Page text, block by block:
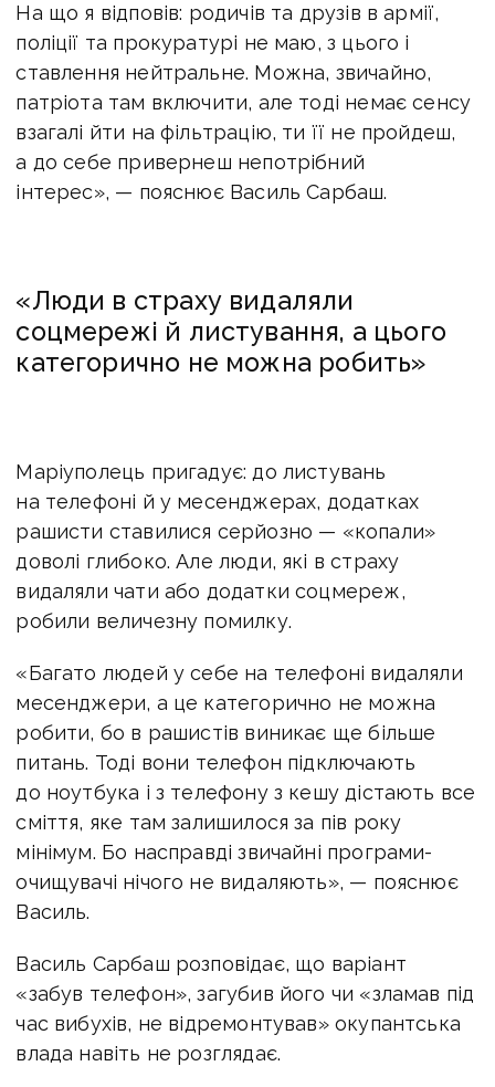
На що я відповів: родичів та друзів в армії,
поліції та прокуратурі не маю, з цього і
ставлення нейтральне. Можна, звичайно,
патріота там включити, але тоді немає сенсу
взагалі йти на фільтрацію, ти її не пройдеш,
а до себе привернеш непотрібний
інтерес», — пояснює Василь Сарбаш.
«Люди в страху видаляли
соцмережі й листування, а цього
категорично не можна робить»
Маріуполець пригадує: до листувань
на телефоні й у месенджерах, додатках
рашисти ставилися серйозно — «копали»
доволі глибоко. Але люди, які в страху
видаляли чати або додатки соцмереж,
робили величезну помилку.
«Багато людей у ​​себе на телефоні видаляли
месенджери, а це категорично не можна
робити, бо в рашистів виникає ще більше
питань. Тоді вони телефон підключають
до ноутбука і з телефону з кешу дістають все
сміття, яке там залишилося за пів року
мінімум. Бо насправді звичайні програми-
очищувачі нічого не видаляють», — пояснює
Василь.
Василь Сарбаш розповідає, що варіант
«забув телефон», загубив його чи «зламав під
час вибухів, не відремонтував» окупантська
влада навіть не розглядає.